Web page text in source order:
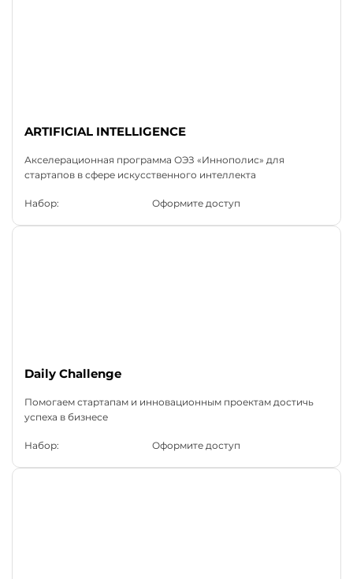
ARTIFICIAL INTELLIGENCE
Акселерационная программа ОЭЗ «Иннополис» для
стартапов в сфере искусственного интеллекта
Набор: Оформите доступ
Daily Challenge
Помогаем стартапам и инновационным проектам достичь
успеха в бизнесе
Набор: Оформите доступ